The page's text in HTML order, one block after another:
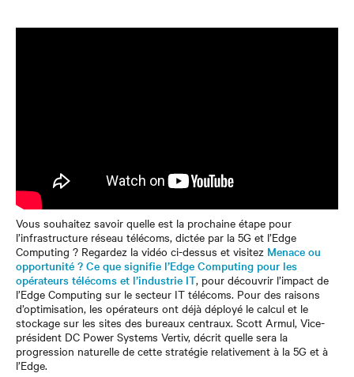
Vous souhaitez savoir quelle est la prochaine étape pour
l’infrastructure réseau télécoms, dictée par la 5G et l’Edge
Computing ? Regardez la vidéo ci-dessus et visitez Menace ou
opportunité ? Ce que signifie l’Edge Computing pour les
opérateurs télécoms et l’industrie IT, pour découvrir l’impact de
l’Edge Computing sur le secteur IT télécoms. Pour des raisons
d’optimisation, les opérateurs ont déjà déployé le calcul et le
stockage sur les sites des bureaux centraux. Scott Armul, Vice-
président DC Power Systems Vertiv, décrit quelle sera la
progression naturelle de cette stratégie relativement à la 5G et à
l’Edge.